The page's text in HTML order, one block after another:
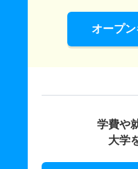
オープ
学費や
大学